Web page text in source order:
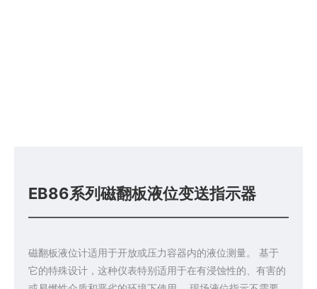
EB86系列磁翻板液位变送指示器
磁翻板液位计适用于开放或压力容器内的液位测量。 基于
它的特殊设计，这种仪表特别适用于在有浸蚀性的、有害的